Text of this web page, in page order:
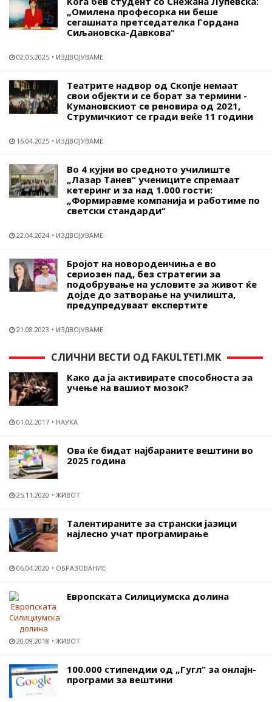
„Омилена професорка ни беше
сегашната претседателка Гордана
Сиљановска-Давкова“
02.05.2025 ИЗДВОЈУВАМЕ
Театрите надвор од Скопје немаат
свои објекти и се борат за термини -
Кумановскиот се реновира од 2021,
Струмичкиот се гради веќе 11 години
16.04.2025 ИЗДВОЈУВАМЕ
Во 4 кујни во средното училиште
„Лазар Танев“ учениците спремаат
кетеринг и за над 1.000 гости:
„Формиравме компанија и работиме по
светски стандарди“
22.04.2024 ИЗДВОЈУВАМЕ
Бројот на новороденчиња е во
сериозен пад, без стратегии за
подобрување на условите за живот ќе
дојде до затворање на училишта,
предупредуваат експертите
21.08.2023 ИЗДВОЈУВАМЕ
СЛИЧНИ ВЕСТИ ОД FAKULTETI.MK
Како да ја активирате способноста за
учење на вашиот мозок?
01.02.2017 НАУКА
Ова ќе бидат најбараните вештини во
2025 година
25.11.2020 ЖИВОТ
Tалентираните за странски јазици
најлесно учат програмирање
06.04.2020 ОБРАЗОВАНИЕ
Европската Силициумска долина
20.09.2018 ЖИВОТ
100.000 стипендии од „Гугл“ за онлајн-
програми за вештини